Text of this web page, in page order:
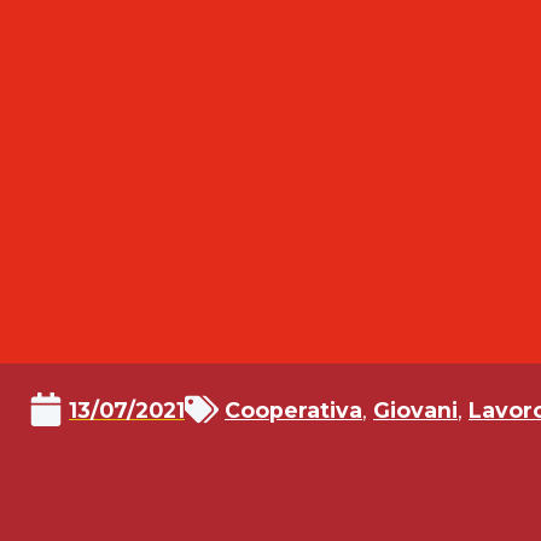
13/07/2021 Cooperativa, Giovani,